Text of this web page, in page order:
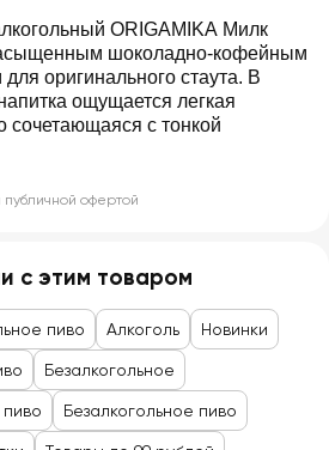
ORIGAMIKA Милк
шоколадно-кофейным
оригинального стаута. В
ощущается легкая
сочетающаяся с тонкой
офертой
с этим товаром
пиво Алкоголь Новинки
Безалкогольное
пиво Безалкогольное пиво